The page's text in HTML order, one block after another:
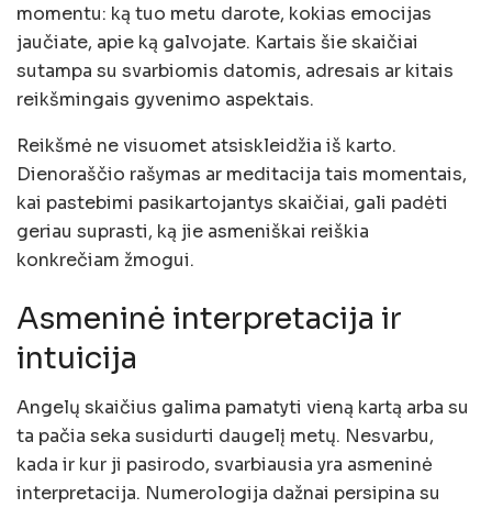
momentu: ką tuo metu darote, kokias emocijas
jaučiate, apie ką galvojate. Kartais šie skaičiai
sutampa su svarbiomis datomis, adresais ar kitais
reikšmingais gyvenimo aspektais.
Reikšmė ne visuomet atsiskleidžia iš karto.
Dienoraščio rašymas ar meditacija tais momentais,
kai pastebimi pasikartojantys skaičiai, gali padėti
geriau suprasti, ką jie asmeniškai reiškia
konkrečiam žmogui.
Asmeninė interpretacija ir
intuicija
Angelų skaičius galima pamatyti vieną kartą arba su
ta pačia seka susidurti daugelį metų. Nesvarbu,
kada ir kur ji pasirodo, svarbiausia yra asmeninė
interpretacija. Numerologija dažnai persipina su